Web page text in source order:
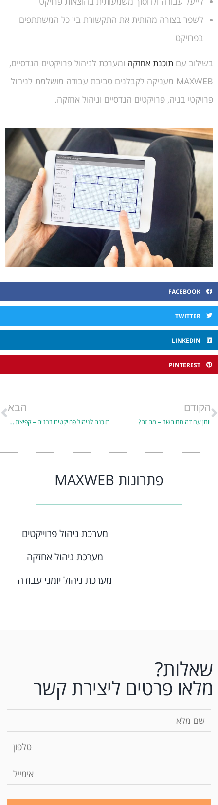
לשפר בצורה מהותית את התקשורת בין כל המשתתפים
בפרויקט
בשילוב עם תוכנת אחזקה ומערכת לניהול פרויקטים הנדסיים,
MAXWEB מעניקה לקבלנים סביבת עבודה מושלמת לניהול
פרויקטי בניה, פרויקטים הנדסיים וניהול אחזקה.
FACEBOOK
TWITTER
LINKEDIN
PINTEREST
הקודם
יומן עבודה ממוחשב – מה זה?
הבא
תוכנה לניהול פרויקטים בבניה – קפיצת מדרגה בניהול פרויקטים מורכבים
פתרונות MAXWEB
מערכת ניהול פרוייקטים
מערכת ניהול אחזקה
מערכת ניהול יומני עבודה
שאלות?
מלאו פרטים ליצירת קשר